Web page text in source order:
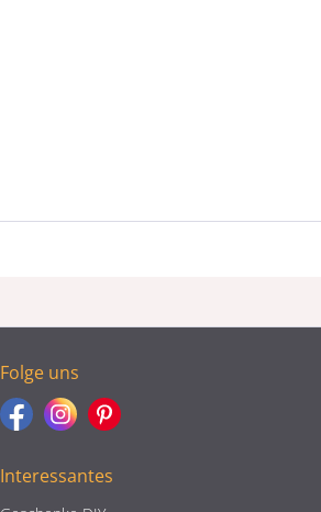
Folge uns
Interessantes